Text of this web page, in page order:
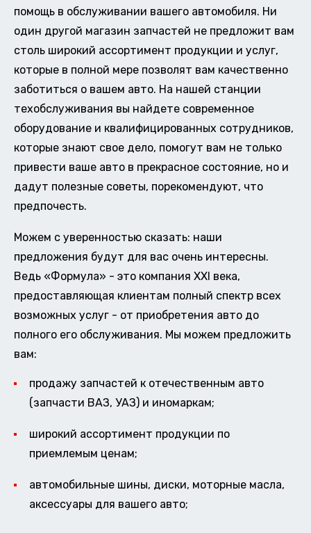
помощь в обслуживании вашего автомобиля. Ни
один другой магазин запчастей не предложит вам
столь широкий ассортимент продукции и услуг,
которые в полной мере позволят вам качественно
заботиться о вашем авто. На нашей станции
техобслуживания вы найдете современное
оборудование и квалифицированных сотрудников,
которые знают свое дело, помогут вам не только
привести ваше авто в прекрасное состояние, но и
дадут полезные советы, порекомендуют, что
предпочесть.
Можем с уверенностью сказать: наши
предложения будут для вас очень интересны.
Ведь «Формула» - это компания XXI века,
предоставляющая клиентам полный спектр всех
возможных услуг - от приобретения авто до
полного его обслуживания. Мы можем предложить
вам:
продажу запчастей к отечественным авто
(запчасти ВАЗ, УАЗ) и иномаркам;
широкий ассортимент продукции по
приемлемым ценам;
автомобильные шины, диски, моторные масла,
аксессуары для вашего авто;